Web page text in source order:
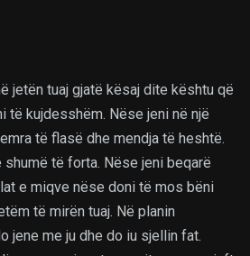
jetën tuaj gjatë kësaj dite kështu që
të kujdesshëm. Nëse jeni në një
të flasë dhe mendja të heshtë.
të forta. Nëse jeni beqarë
e miqve nëse doni të mos bëni
të mirën tuaj. Në planin
jene me ju dhe do iu sjellin fat.